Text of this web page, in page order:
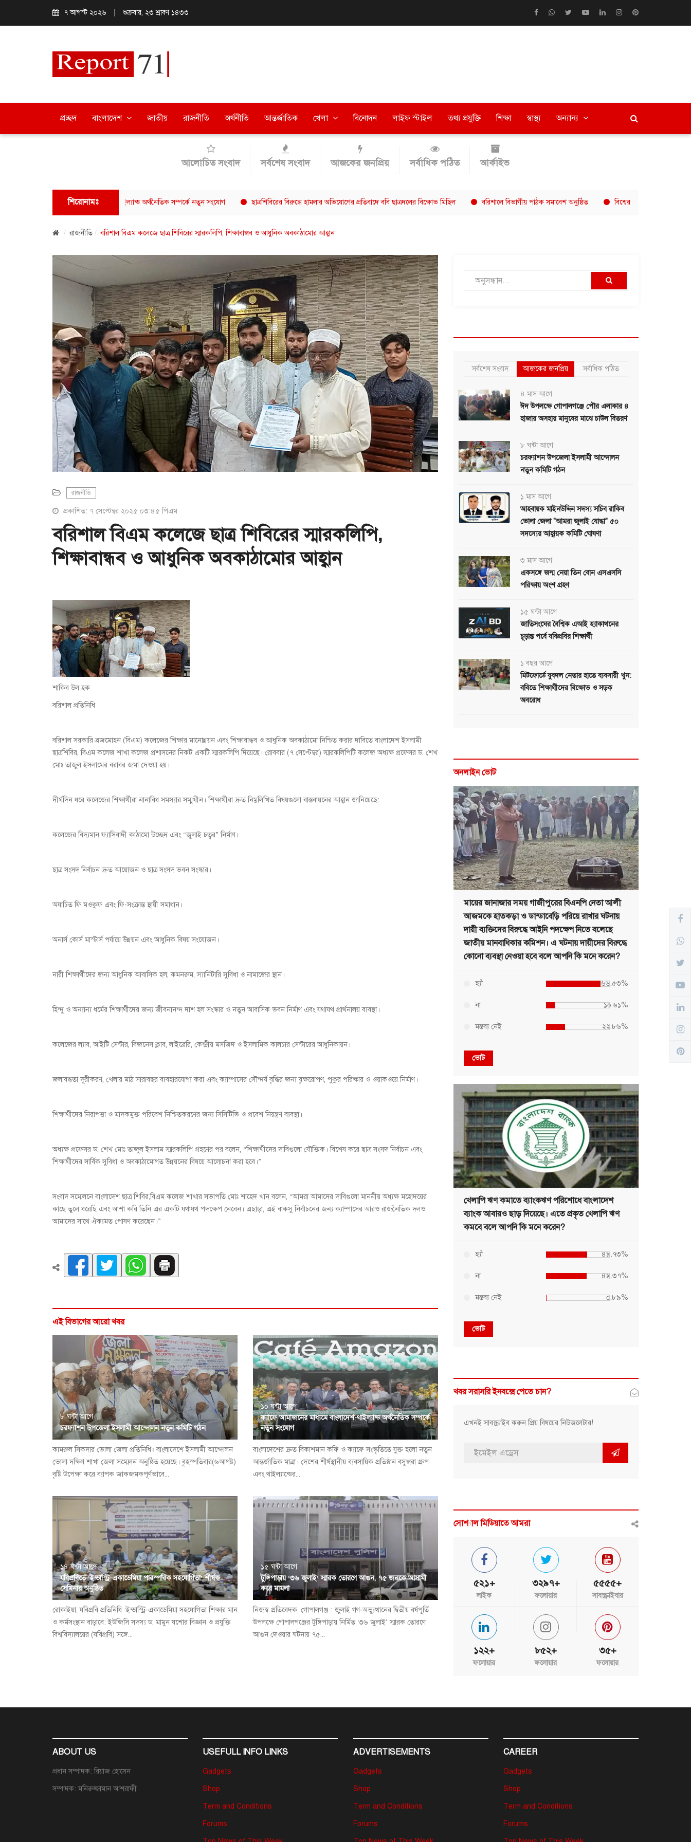
৭ আগস্ট ২০২৬ শুক্রবার, ২৩ শ্রাবণ ১৪৩৩
প্রচ্ছদ বাংলাদেশ জাতীয় রাজনীতি অর্থনীতি আন্তর্জাতিক খেলা বিনোদন লাইফ স্টাইল তথ্য প্রযুক্তি শিক্ষা স্বাস্থ্য অন্যান্য
আলোচিত সংবাদ সর্বশেষ সংবাদ আজকের জনপ্রিয় সর্বাধিক পঠিত আর্কাইভ
শিরোনামঃ
আমাজনের মাধ্যমে বাংলাদেশ-থাইল্যান্ড অর্থনৈতিক সম্পর্কে নতুন সংযোগ ছাত্রশিবিরের বিরুদ্ধে হামলার অভিযোগের প্রতিবাদে ববি ছাত্রদলের বিক্ষোভ মিছিল বরিশালে বিভাগীয় পাঠক সমাবেশ অনুষ্ঠিত বিশ্বের অন্যতম দ্রুত বর্ধনশীল কফি
রাজনীতি বরিশাল বিএম কলেজে ছাত্র শিবিরের স্মারকলিপি, শিক্ষাবান্ধব ও আধুনিক অবকাঠামোর আহ্বান
রাজনীতি
প্রকাশিত: ৭ সেপ্টেম্বর ২০২৫ ০৩:৪৫ পিএম
বরিশাল বিএম কলেজে ছাত্র শিবিরের স্মারকলিপি,
শিক্ষাবান্ধব ও আধুনিক অবকাঠামোর আহ্বান
শাকিব উল হক
বরিশাল প্রতিনিধি
বরিশাল সরকারি ব্রজমোহন (বিএম) কলেজের শিক্ষার মানোন্নয়ন এবং শিক্ষাবান্ধব ও আধুনিক অবকাঠামো নিশ্চিত করার দাবিতে বাংলাদেশ ইসলামী
ছাত্রশিবির, বিএম কলেজ শাখা কলেজ প্রশাসনের নিকট একটি স্মারকলিপি দিয়েছে। রোববার (৭ সেপ্টেম্বর) স্মারকলিপিটি কলেজ অধ্যক্ষ প্রফেসর ড. শেখ
মোঃ তাজুল ইসলামের বরাবর জমা দেওয়া হয়।
দীর্ঘদিন ধরে কলেজের শিক্ষার্থীরা নানাবিধ সমস্যার সম্মুখীন। শিক্ষার্থীরা দ্রুত নিম্নলিখিত বিষয়গুলো বাস্তবায়নের আহ্বান জানিয়েছে:
কলেজের বিদ্যমান ফ্যাসিবাদী কাঠামো উচ্ছেদ এবং “জুলাই চত্বর” নির্মাণ।
ছাত্র সংসদ নির্বাচন দ্রুত আয়োজন ও ছাত্র সংসদ ভবন সংস্কার।
অযাচিত ফি মওকুফ এবং ফি-সংক্রান্ত স্থায়ী সমাধান।
অনার্স কোর্স মাস্টার্স পর্যায়ে উন্নয়ন এবং আধুনিক বিষয় সংযোজন।
নারী শিক্ষার্থীদের জন্য আধুনিক আবাসিক হল, কমনরুম, স্যানিটারি সুবিধা ও নামাজের স্থান।
হিন্দু ও অন্যান্য ধর্মের শিক্ষার্থীদের জন্য জীবনানন্দ দাশ হল সংস্কার ও নতুন আবাসিক ভবন নির্মাণ এবং যথাযথ প্রার্থনালয় ব্যবস্থা।
কলেজের ল্যাব, আইটি সেন্টার, বিজনেস ক্লাব, লাইব্রেরি, কেন্দ্রীয় মসজিদ ও ইসলামিক কালচার সেন্টারের আধুনিকায়ন।
জলাবদ্ধতা দূরীকরণ, খেলার মাঠ সারাবছর ব্যবহারযোগ্য করা এবং ক্যাম্পাসের সৌন্দর্য বৃদ্ধির জন্য বৃক্ষরোপণ, পুকুর পরিষ্কার ও ওয়াকওয়ে নির্মাণ।
শিক্ষার্থীদের নিরাপত্তা ও মাদকমুক্ত পরিবেশ নিশ্চিতকরণের জন্য সিসিটিভি ও প্রবেশ নিয়ন্ত্রণ ব্যবস্থা।
অধ্যক্ষ প্রফেসর ড. শেখ মোঃ তাজুল ইসলাম স্মারকলিপি গ্রহণের পর বলেন, “শিক্ষার্থীদের দাবিগুলো যৌক্তিক। বিশেষ করে ছাত্র সংসদ নির্বাচন এবং
শিক্ষার্থীদের সার্বিক সুবিধা ও অবকাঠামোগত উন্নয়নের বিষয়ে আলোচনা করা হবে।”
সংবাদ সম্মেলনে বাংলাদেশ ছাত্র শিবির,বিএম কলেজ শাখার সভাপতি মোঃ শাহেদ খান বলেন, “আমরা আমাদের দাবিগুলো মাননীয় অধ্যক্ষ মহোদয়ের
কাছে তুলে ধরেছি এবং আশা করি তিনি এর একটি যথাযথ পদক্ষেপ নেবেন। এছাড়া, এই বাকসু নির্বাচনের জন্য ক্যাম্পাসের আরও রাজনৈতিক দলও
আমাদের সাথে ঐক্যমত পোষণ করেছেন।”
এই বিভাগের আরো খবর
৮ ঘন্টা আগে
চরফ্যাশন উপজেলা ইসলামী আন্দোলন নতুন কমিটি গঠন
কামরুল সিকদার ভোলা জেলা প্রতিনিধি॥ বাংলাদেশে ইসলামী আন্দোলন
ভোলা দক্ষিণ শাখা জেলা সম্মেলন অনুষ্ঠিত হয়েছে। বৃহস্পতিবার(৬আগষ্ট)
বৃষ্টি উপেক্ষা করে ব্যাপক জাকজমকপূর্ণভাবে...
১০ ঘন্টা আগে
ক্যাফে আমাজনের মাধ্যমে বাংলাদেশ-থাইল্যান্ড অর্থনৈতিক সম্পর্কে
নতুন সংযোগ
বাংলাদেশের দ্রুত বিকাশমান কফি ও ক্যাফে সংস্কৃতিতে যুক্ত হলো নতুন
আন্তর্জাতিক মাত্রা। দেশের শীর্ষস্থানীয় ব্যবসায়িক প্রতিষ্ঠান বসুন্ধরা গ্রুপ
এবং থাইল্যান্ডের...
১৪ ঘন্টা আগে
যবিপ্রবিতে ‘ইন্ডাস্ট্রি-একাডেমিয়া পারস্পরিক সহযোগিতা’ শীর্ষক
সেমিনার অনুষ্ঠিত
রোকাইয়া, যবিপ্রবি প্রতিনিধি :ইন্ডাস্ট্রি-একাডেমিয়া সহযোগিতা শিক্ষার মান
ও কর্মসংস্থান বাড়াবে: ইউজিসি সদস্য ড. মামুন যশোর বিজ্ঞান ও প্রযুক্তি
বিশ্ববিদ্যালয়ের (যবিপ্রবি) সঙ্গে...
১৫ ঘন্টা আগে
টুঙ্গিপাড়ায় ‘৩৬ জুলাই’ স্মারক তোরণে আগুন, ৭৫ জনকে আসামী
করে মামলা
নিজস্ব প্রতিবেদক, গোপালগঞ্জ : জুলাই গণ-অভ্যুত্থানের দ্বিতীয় বর্ষপূর্তি
উপলক্ষে গোপালগঞ্জের টুঙ্গিপাড়ায় নির্মিত ‘৩৬ জুলাই’ স্মারক তোরণে
আগুন দেওয়ার ঘটনায় ৭৫...
সর্বশেষ সংবাদ আজকের জনপ্রিয় সর্বাধিক পঠিত
৪ মাস আগে
ঈদ উপলক্ষে গোপালগঞ্জে পৌর এলাকার ৪
হাজার অসহায় মানুষের মাঝে চাউল বিতরণ
৮ ঘন্টা আগে
চরফ্যাশন উপজেলা ইসলামী আন্দোলন
নতুন কমিটি গঠন
১ মাস আগে
আহবায়ক মাইনউদ্দিন সদস্য সচিব রাকিব
ভোলা জেলা "আমরা জুলাই যোদ্ধা" ৫০
সদস্যের আহ্বায়ক কমিটি ঘোষণা
৩ মাস আগে
একসঙ্গে জন্ম নেয়া তিন বোন এসএসসি
পরিক্ষায় অংশ গ্রহণ
১৫ ঘন্টা আগে
জাতিসংঘের বৈশ্বিক এআই হ্যাকাথনের
চূড়ান্ত পর্বে যবিপ্রবির শিক্ষার্থী
১ বছর আগে
মিটফোর্ডে যুবদল নেতার হাতে ব্যবসায়ী খুন:
ববিতে শিক্ষার্থীদের বিক্ষোভ ও সড়ক
অবরোধ
অনলাইন ভোট
মায়ের জানাজার সময় গাজীপুরের বিএনপি নেতা আলী
আজমকে হাতকড়া ও ডান্ডাবেড়ি পরিয়ে রাখার ঘটনায়
দায়ী ব্যক্তিদের বিরুদ্ধে আইনি পদক্ষেপ নিতে বলেছে
জাতীয় মানবাধিকার কমিশন। এ ঘটনায় দায়ীদের বিরুদ্ধে
কোনো ব্যবস্থা নেওয়া হবে বলে আপনি কি মনে করেন?
হ্যাঁ ৬৬.৫৩%
না ১০.৬১%
মন্তব্য নেই ২২.৮৬%
ভোট
খেলাপি ঋণ কমাতে ব্যাংকঋণ পরিশোধে বাংলাদেশ
ব্যাংক আবারও ছাড় দিয়েছে। এতে প্রকৃত খেলাপি ঋণ
কমবে বলে আপনি কি মনে করেন?
হ্যাঁ ৪৯.৭৩%
না ৪৯.৩৭%
মন্তব্য নেই ০.৮৯%
ভোট
খবর সরাসরি ইনবক্সে পেতে চান?
এখনই সাবস্ক্রাইব করুন প্রিয় বিষয়ের নিউজলেটার!
সোশ্যাল মিডিয়াতে আমরা
৫২১+
লাইক
৩২৯৭+
ফলোয়ার
৫৫৫৫+
সাবস্ক্রাইবার
১২২+
ফলোয়ার
৮৫২+
ফলোয়ার
৩৫+
ফলোয়ার
ABOUT US
প্রধান সম্পাদক: রিয়াজ হোসেন
সম্পাদক: মনিরুজ্জামান আশরাফী
USEFULL INFO LINKS
Gadgets
Shop
Term and Conditions
Forums
ADVERTISEMENTS
Gadgets
Shop
Term and Conditions
Forums
CAREER
Gadgets
Shop
Term and Conditions
Forums